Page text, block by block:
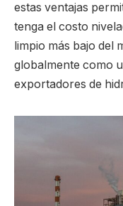
estas ventajas
tenga el costo
limpio más bajo del
globalmente como
exportadores de